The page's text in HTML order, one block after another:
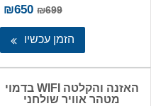
₪699
המחיר
המקורי
היה:
₪699.
₪650
הזמן עכשיו
האזנה והקלטה WIFI בדמוי
מטהר אוויר שולחני